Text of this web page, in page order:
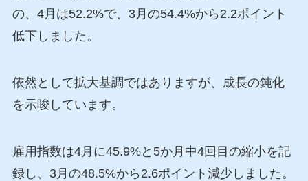
の、4月は52.2%で、3月の54.4%から2.2ポイント
低下しました。
依然として拡大基調ではありますが、成長の鈍化
を示唆しています。
雇用指数は4月に45.9%と5か月中4回目の縮小を記
録し、3月の48.5%から2.6ポイント減少しました。